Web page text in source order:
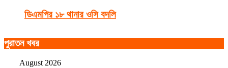
ডিএমপির ১৮ থানার ওসি বদলি
পুরাতন খবর
August 2026